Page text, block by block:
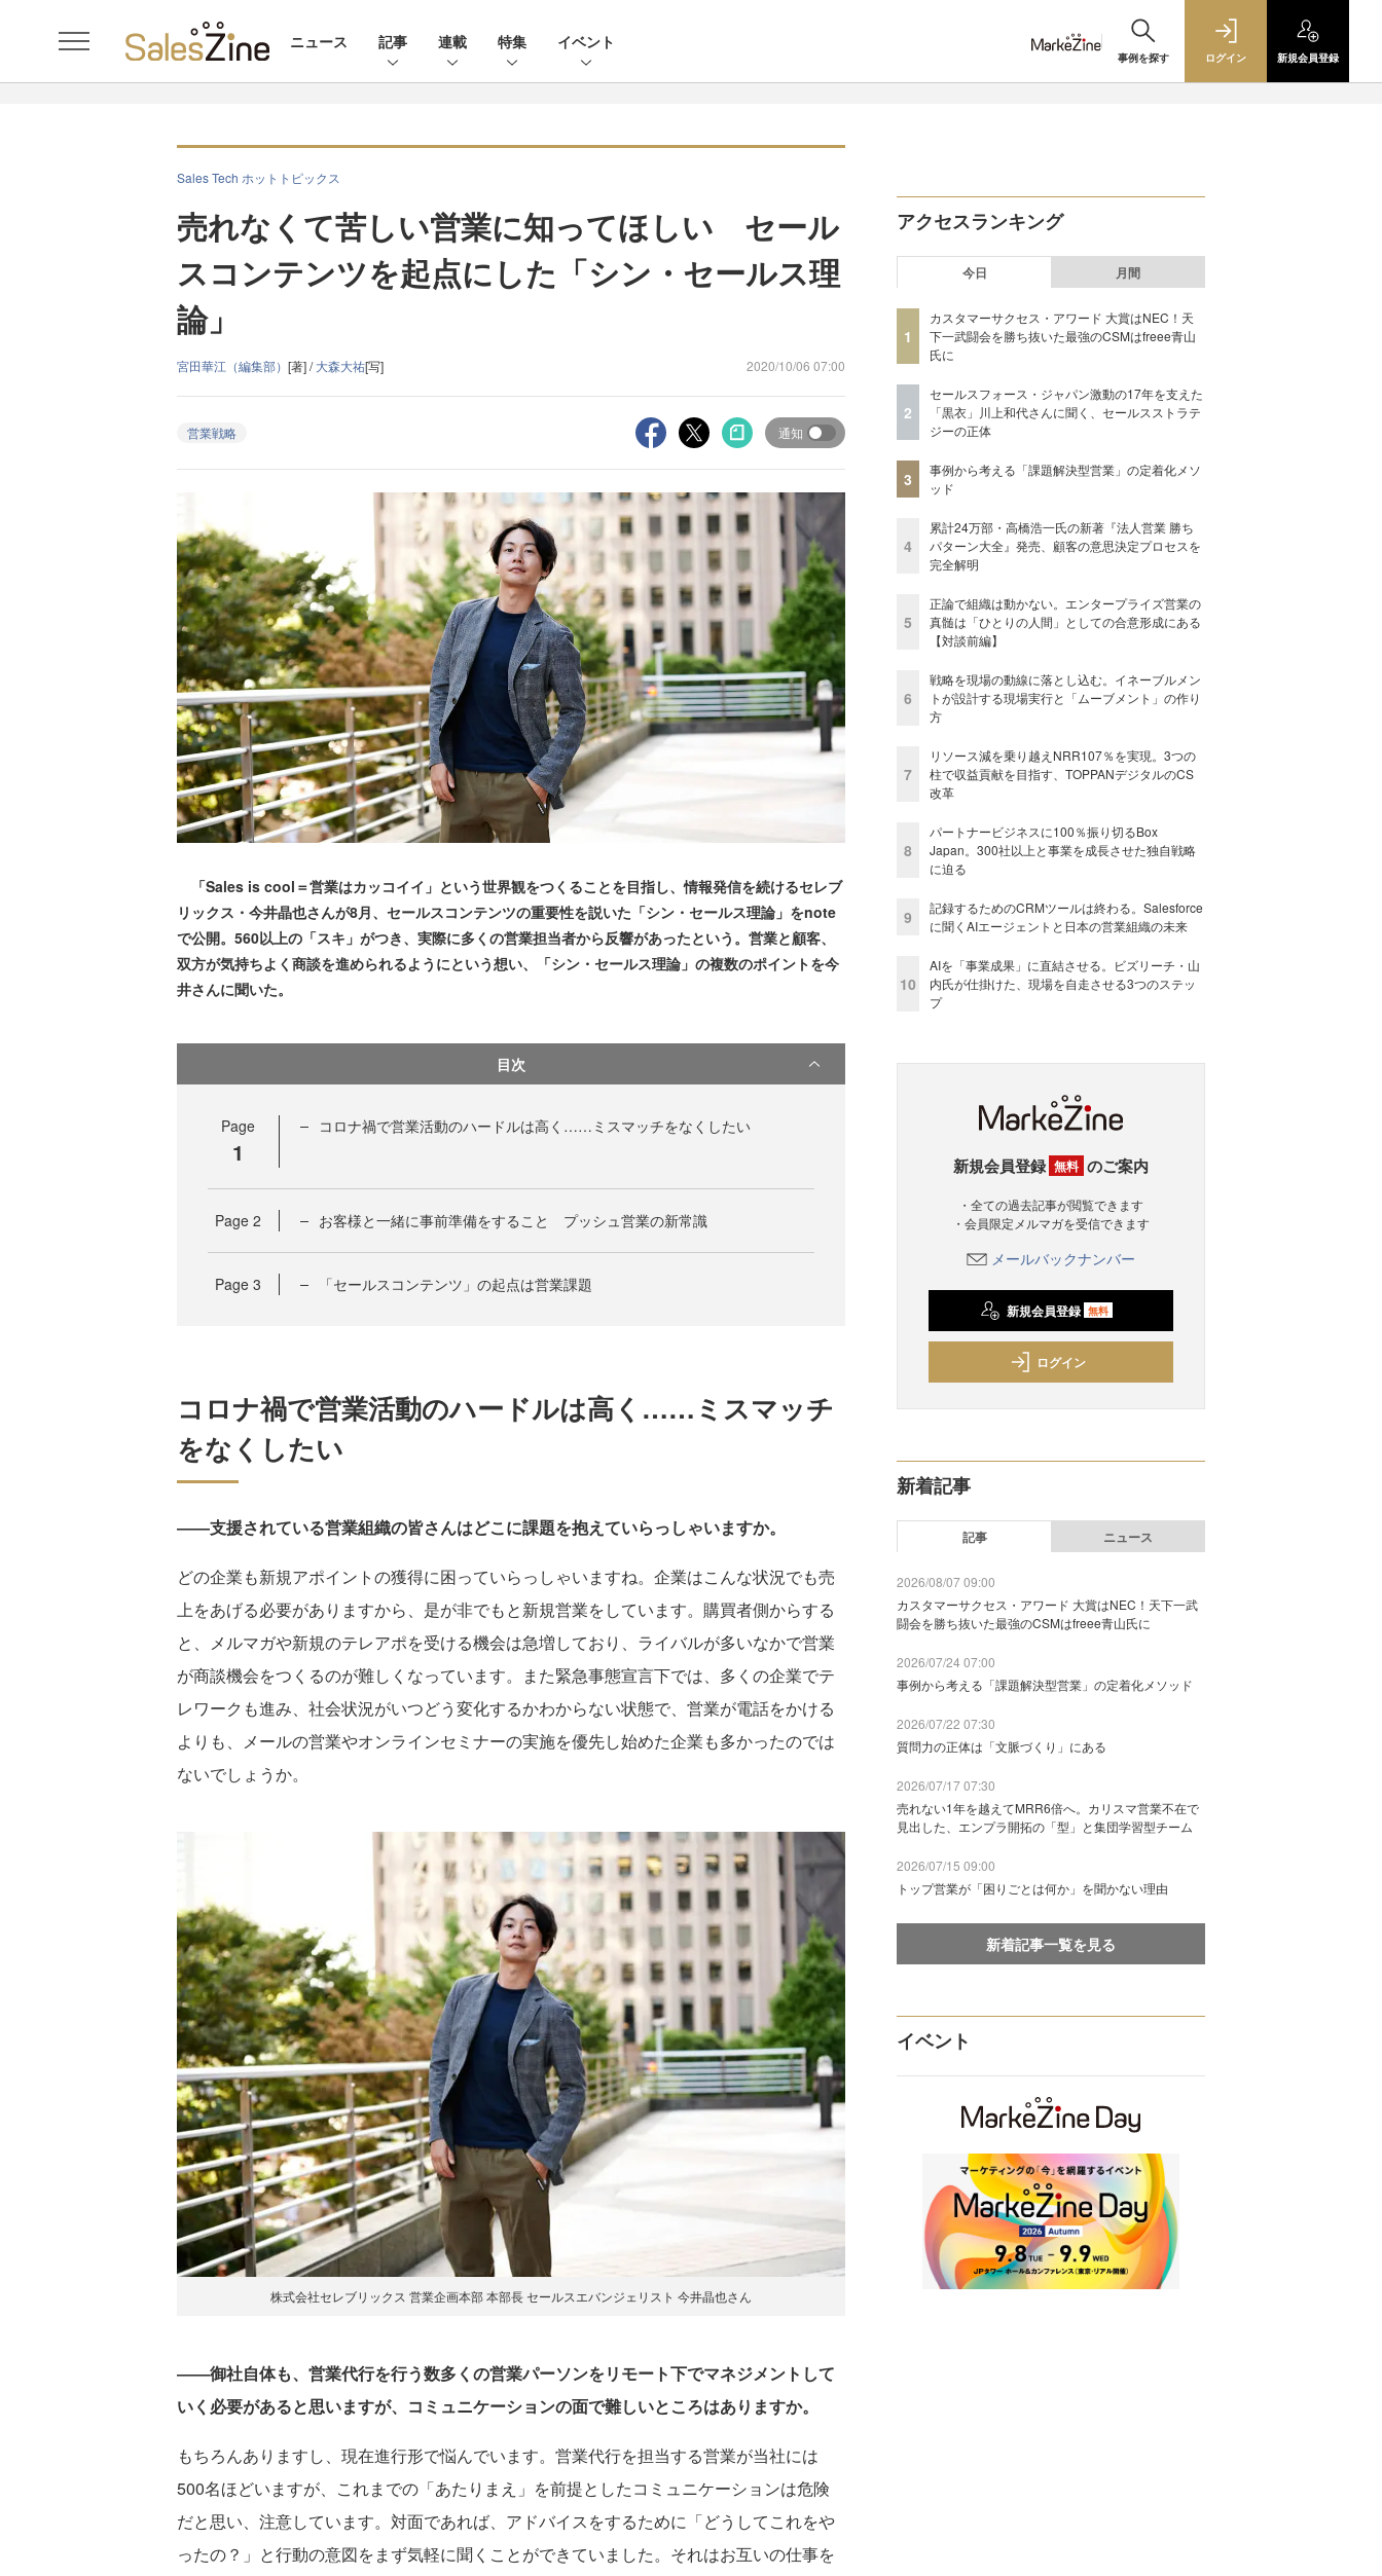
ニュース 記事 連載 特集 イベント
事例を探す ログイン 新規会員登録
Sales Tech ホットトピックス
売れなくて苦しい営業に知ってほしい セール
スコンテンツを起点にした「シン・セールス理
論」
宮田華江（編集部） [著] /大森大祐[写] 2020/10/06 07:00
営業戦略 通知
「Sales is cool＝営業はカッコイイ」という世界観をつくることを目指し、情報発信を続けるセレブ
リックス・今井晶也さんが8月、セールスコンテンツの重要性を説いた「シン・セールス理論」をnote
で公開。560以上の「スキ」がつき、実際に多くの営業担当者から反響があったという。営業と顧客、
双方が気持ちよく商談を進められるようにという想い、「シン・セールス理論」の複数のポイントを今
井さんに聞いた。
目次
Page
1
コロナ禍で営業活動のハードルは高く……ミスマッチをなくしたい
Page 2 お客様と一緒に事前準備をすること プッシュ営業の新常識
Page 3 「セールスコンテンツ」の起点は営業課題
コロナ禍で営業活動のハードルは高く……ミスマッチ
をなくしたい
――支援されている営業組織の皆さんはどこに課題を抱えていらっしゃいますか。
どの企業も新規アポイントの獲得に困っていらっしゃいますね。企業はこんな状況でも売
上をあげる必要がありますから、是が非でもと新規営業をしています。購買者側からする
と、メルマガや新規のテレアポを受ける機会は急増しており、ライバルが多いなかで営業
が商談機会をつくるのが難しくなっています。また緊急事態宣言下では、多くの企業でテ
レワークも進み、社会状況がいつどう変化するかわからない状態で、営業が電話をかける
よりも、メールの営業やオンラインセミナーの実施を優先し始めた企業も多かったのでは
ないでしょうか。
株式会社セレブリックス 営業企画本部 本部長 セールスエバンジェリスト 今井晶也さん
――御社自体も、営業代行を行う数多くの営業パーソンをリモート下でマネジメントして
いく必要があると思いますが、コミュニケーションの面で難しいところはありますか。
もちろんありますし、現在進行形で悩んでいます。営業代行を担当する営業が当社には
500名ほどいますが、これまでの「あたりまえ」を前提としたコミュニケーションは危険
だと思い、注意しています。対面であれば、アドバイスをするために「どうしてこれをや
ったの？」と行動の意図をまず気軽に聞くことができていました。それはお互いの仕事を
アクセスランキング
今日 月間
1
カスタマーサクセス・アワード 大賞はNEC！天
下一武闘会を勝ち抜いた最強のCSMはfreee青山
氏に
2
セールスフォース・ジャパン激動の17年を支えた
「黒衣」川上和代さんに聞く、セールスストラテ
ジーの正体
3
事例から考える「課題解決型営業」の定着化メソ
ッド
4
累計24万部・高橋浩一氏の新著『法人営業 勝ち
パターン大全』発売、顧客の意思決定プロセスを
完全解明
5
正論で組織は動かない。エンタープライズ営業の
真髄は「ひとりの人間」としての合意形成にある
【対談前編】
6
戦略を現場の動線に落とし込む。イネーブルメン
トが設計する現場実行と「ムーブメント」の作り
方
7
リソース減を乗り越えNRR107％を実現。3つの
柱で収益貢献を目指す、TOPPANデジタルのCS
改革
8
パートナービジネスに100％振り切るBox
Japan。300社以上と事業を成長させた独自戦略
に迫る
9
記録するためのCRMツールは終わる。Salesforce
に聞くAIエージェントと日本の営業組織の未来
10
AIを「事業成果」に直結させる。ビズリーチ・山
内氏が仕掛けた、現場を自走させる3つのステッ
プ
新規会員登録 無料 のご案内
・全ての過去記事が閲覧できます
・会員限定メルマガを受信できます
メールバックナンバー
新規会員登録 無料
ログイン
新着記事
記事 ニュース
2026/08/07 09:00
カスタマーサクセス・アワード 大賞はNEC！天下一武
闘会を勝ち抜いた最強のCSMはfreee青山氏に
2026/07/24 07:00
事例から考える「課題解決型営業」の定着化メソッド
2026/07/22 07:30
質問力の正体は「文脈づくり」にある
2026/07/17 07:30
売れない1年を越えてMRR6倍へ。カリスマ営業不在で
見出した、エンプラ開拓の「型」と集団学習型チーム
2026/07/15 09:00
トップ営業が「困りごとは何か」を聞かない理由
新着記事一覧を見る
イベント